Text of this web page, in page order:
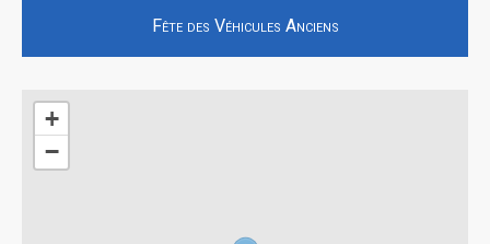
Fête des Véhicules Anciens
+
−